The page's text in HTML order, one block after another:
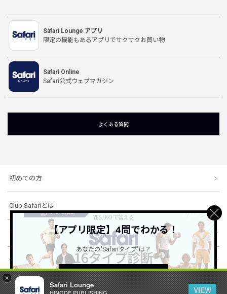
×
Safari Lounge
VIEW
Safari Lounge アプリ
限定の機能もあるアプリでサクサクお買い物
Safari Online
Safari公式ウェブマガジン
よくある質問
初めての方
Club Safariとは
ショッピングガイド
会社概要・規約
【アプリ限定】4問でわかる！
あなたの"Safariタイプ"は？
詳しくはこちら ＞